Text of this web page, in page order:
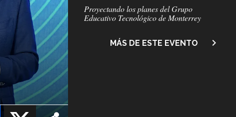
X
Facebook
Subtítulo
Proyectando los planes del Grupo
Educativo Tecnológico de Monterrey
MÁS DE ESTE EVENTO navigate_next